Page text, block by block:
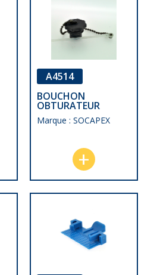
A4514
BOUCHON
OBTURATEUR
Marque : SOCAPEX